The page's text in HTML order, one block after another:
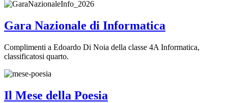
Gara Nazionale di Informatica
Complimenti a Edoardo Di Noia della classe 4A Informatica,
classificatosi quarto.
Il Mese della Poesia